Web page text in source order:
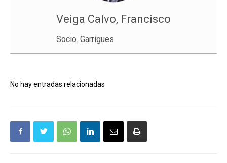
Veiga Calvo, Francisco
Socio. Garrigues
No hay entradas relacionadas